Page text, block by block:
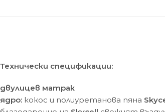
Технически спецификации:
двулицев матрак
ядро: кокос и полиуретанова пяна